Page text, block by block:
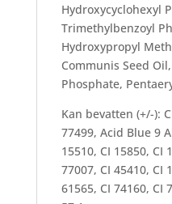
Hydroxycyclohexyl
Trimethylbenzoyl
Hydroxypropyl
Communis Seed
Phosphate,
Kan bevatten (+/-):
77499, Acid Blue 9
15510, CI 15850, CI
77007, CI 45410, CI
61565, CI 74160, CI